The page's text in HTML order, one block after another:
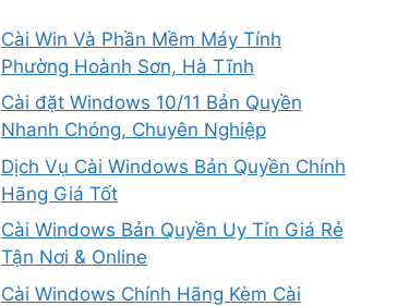
Cài Win Và Phần Mềm Máy Tính
Phường Hoành Sơn, Hà Tĩnh
Cài đặt Windows 10/11 Bản Quyền
Nhanh Chóng, Chuyên Nghiệp
Dịch Vụ Cài Windows Bản Quyền Chính
Hãng Giá Tốt
Cài Windows Bản Quyền Uy Tín Giá Rẻ
Tận Nơi & Online
Cài Windows Chính Hãng Kèm Cài